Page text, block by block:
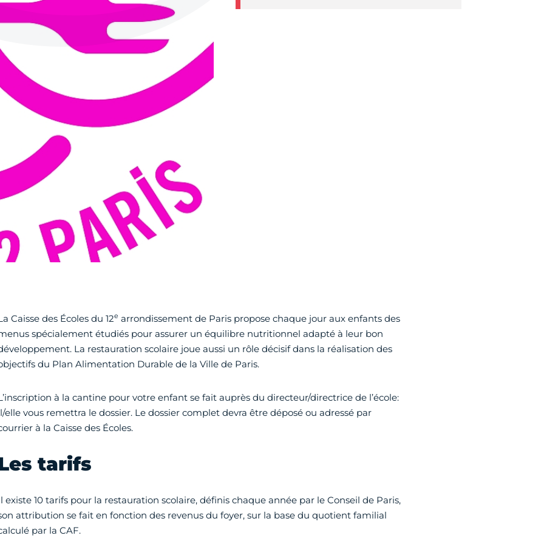
Caisse des Écoles du 12e arrondissement de Paris propose chaque jour aux enfants des
spécialement étudiés pour assurer un équilibre nutritionnel adapté à leur bon
La restauration scolaire joue aussi un rôle décisif dans la réalisation des
du Plan Alimentation Durable de la Ville de Paris.
à la cantine pour votre enfant se fait auprès du directeur/directrice de l’école:
elle vous remettra le dossier. Le dossier complet devra être déposé ou adressé par
à la Caisse des Écoles.
tarifs
existe 10 tarifs pour la restauration scolaire, définis chaque année par le Conseil de Paris,
attribution se fait en fonction des revenus du foyer, sur la base du quotient familial
par la CAF.